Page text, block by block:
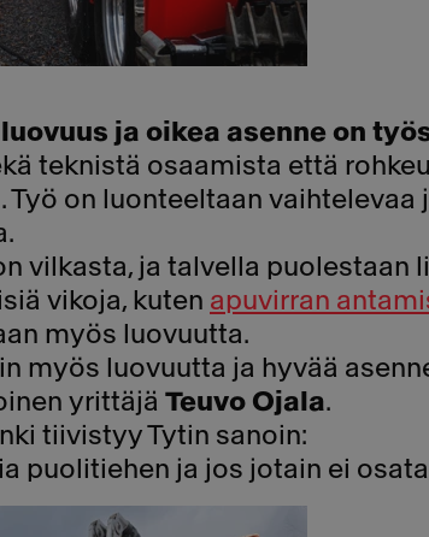
ja oikea asenne on
teknistä osaamista että
on luonteeltaan vaihtelevaa
vilkasta, ja talvella puolestaan
vikoja, kuten apuvirran
myös luovuutta.
myös luovuutta ja hyvää
yrittäjä Teuvo Ojala.
tiivistyy Tytin sanoin:
puolitiehen ja jos jotain ei